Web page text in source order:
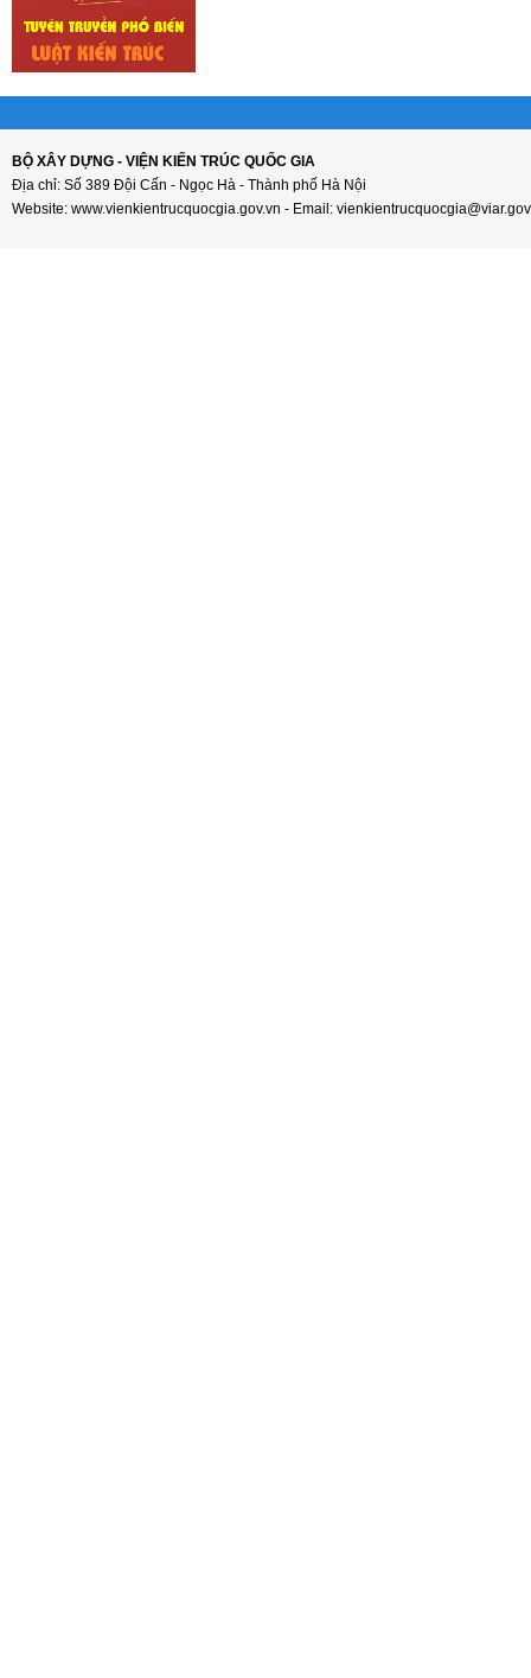
BỘ XÂY DỰNG - VIỆN KIẾN TRÚC QUỐC GIA
Địa chỉ: Số 389 Đội Cấn - Ngọc Hà - Thành phố Hà Nội
Website: www.vienkientrucquocgia.gov.vn - Email: